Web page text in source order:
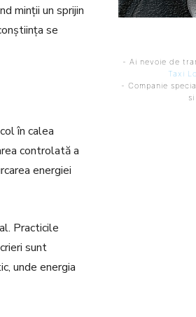
minții un sprijin
se
în calea
controlată a
energiei
Practicile
sunt
unde energia
- Ai nevoie de
Taxi
- Companie